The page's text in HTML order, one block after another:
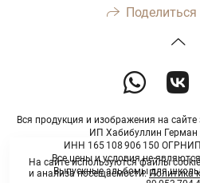
Вся продукция и изображения на
ИП Хабибуллин
ИНН 165 108 906 150 ОГРНИП
Все цены и условия не
Выпускные альбомы для
На сайте используются файлы
и анализа посещаемости. Политика